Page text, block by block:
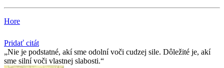
Hore
Pridať citát
Nie je podstatné, akí sme odolní voči cudzej sile. Dôležité je, akí
sme silní voči vlastnej slabosti.